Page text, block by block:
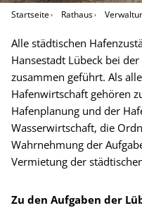
Startseite Rathaus
Alle städtischen
Hansestadt Lübeck bei
zusammen geführt. Als
Hafenwirtschaft gehören
Hafenplanung und der
Wasserwirtschaft, die
Wahrnehmung der
Vermietung der
Zu den Aufgaben der